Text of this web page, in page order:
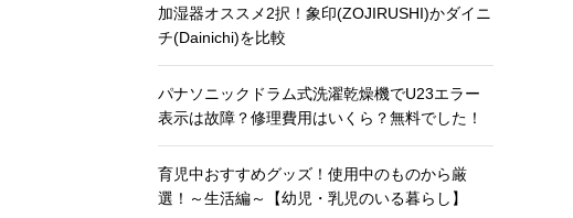
加湿器オススメ2択！象印(ZOJIRUSHI)かダイニ
チ(Dainichi)を比較
パナソニックドラム式洗濯乾燥機でU23エラー
表示は故障？修理費用はいくら？無料でした！
育児中おすすめグッズ！使用中のものから厳
選！～生活編～【幼児・乳児のいる暮らし】